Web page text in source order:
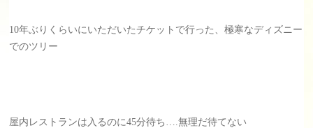
10年ぶりくらいにいただいたチケットで行った、極寒なディズニー
でのツリー
屋内レストランは入るのに45分待ち….無理だ待てない